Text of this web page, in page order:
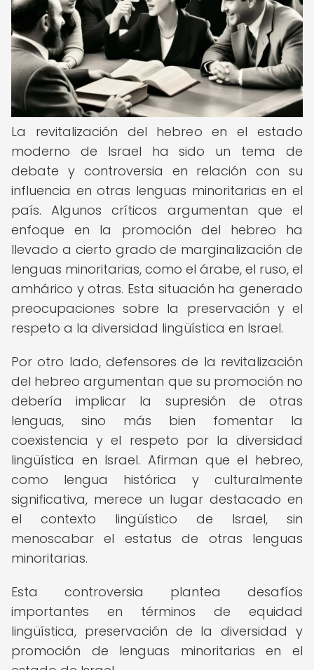
La revitalización del hebreo en el estado
moderno de Israel ha sido un tema de
debate y controversia en relación con su
influencia en otras lenguas minoritarias en el
país. Algunos críticos argumentan que el
enfoque en la promoción del hebreo ha
llevado a cierto grado de marginalización de
lenguas minoritarias, como el árabe, el ruso, el
amhárico y otras. Esta situación ha generado
preocupaciones sobre la preservación y el
respeto a la diversidad lingüística en Israel.
Por otro lado, defensores de la revitalización
del hebreo argumentan que su promoción no
debería implicar la supresión de otras
lenguas, sino más bien fomentar la
coexistencia y el respeto por la diversidad
lingüística en Israel. Afirman que el hebreo,
como lengua histórica y culturalmente
significativa, merece un lugar destacado en
el contexto lingüístico de Israel, sin
menoscabar el estatus de otras lenguas
minoritarias.
Esta controversia plantea desafíos
importantes en términos de equidad
lingüística, preservación de la diversidad y
promoción de lenguas minoritarias en el